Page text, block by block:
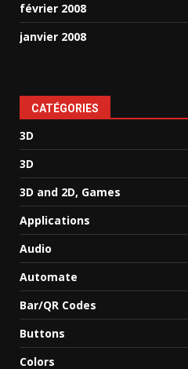
février 2008
janvier 2008
CATÉGORIES
3D
3D
3D and 2D, Games
Applications
Audio
Automate
Bar/QR Codes
Buttons
Colors